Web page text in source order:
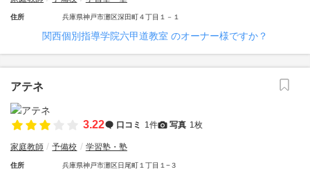
住所 兵庫県神戸市灘区深田町４丁目１－１
関西個別指導学院六甲道教室 のオーナー様ですか？
アテネ
3.22 口コミ 1件 写真 1枚
家庭教師 予備校 学習塾・塾
住所 兵庫県神戸市灘区日尾町１丁目１−３